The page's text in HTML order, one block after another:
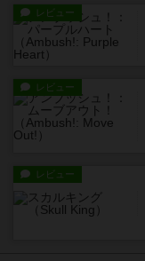
レビュー
レビュー
レビュー